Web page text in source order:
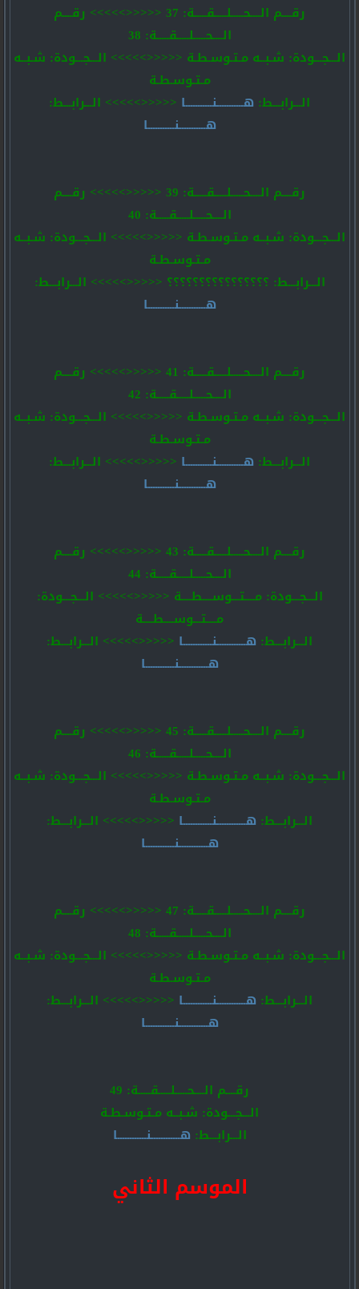
رقــــم الــــحـــــلـــــقـــــة: 37 <<<<<>>>>> رقــــم
الــــحـــــلـــــقـــــة: 38
الـــجـــودة: شـبــه مـتـوسـطـة <<<<<>>>>> الـــجـــودة: شـبــه
مـتـوسـطـة
الـــرابـــط: هـــــــــــنـــــــــــا <<<<<>>>>> الـــرابـــط:
هـــــــــــنـــــــــــا
رقــــم الــــحـــــلـــــقـــــة: 39 <<<<<>>>>> رقــــم
الــــحـــــلـــــقـــــة: 40
الـــجـــودة: شـبــه مـتـوسـطـة <<<<<>>>>> الـــجـــودة: شـبــه
مـتـوسـطـة
الـــرابـــط: ؟؟؟؟؟؟؟؟؟؟؟؟؟؟؟؟ <<<<<>>>>> الـــرابـــط:
هـــــــــــنـــــــــــا
رقــــم الــــحـــــلـــــقـــــة: 41 <<<<<>>>>> رقــــم
الــــحـــــلـــــقـــــة: 42
الـــجـــودة: شـبــه مـتـوسـطـة <<<<<>>>>> الـــجـــودة: شـبــه
مـتـوسـطـة
الـــرابـــط: هـــــــــــنـــــــــــا <<<<<>>>>> الـــرابـــط:
هـــــــــــنـــــــــــا
رقــــم الــــحـــــلـــــقـــــة: 43 <<<<<>>>>> رقــــم
الــــحـــــلـــــقـــــة: 44
الـــجـــودة: مــــتـــوســــطــــة <<<<<>>>>> الـــجـــودة:
مــــتـــوســــطــــة
الـــرابـــط: هــــــــــــنــــــــــــا <<<<<>>>>> الـــرابـــط:
هــــــــــــنــــــــــــا
رقــــم الــــحـــــلـــــقـــــة: 45 <<<<<>>>>> رقــــم
الــــحـــــلـــــقـــــة: 46
الـــجـــودة: شـبــه مـتـوسـطـة <<<<<>>>>> الـــجـــودة: شـبــه
مـتـوسـطـة
الـــرابـــط: هــــــــــــنــــــــــــا <<<<<>>>>> الـــرابـــط:
هــــــــــــنــــــــــــا
رقــــم الــــحـــــلـــــقـــــة: 47 <<<<<>>>>> رقــــم
الــــحـــــلـــــقـــــة: 48
الـــجـــودة: شـبــه مـتـوسـطـة <<<<<>>>>> الـــجـــودة: شـبــه
مـتـوسـطـة
الـــرابـــط: هــــــــــــنــــــــــــا <<<<<>>>>> الـــرابـــط:
هــــــــــــنــــــــــــا
رقــــم الــــحـــــلـــــقـــــة: 49
الـــجـــودة: شـبــه مـتـوسـطـة
الـــرابـــط: هــــــــــــنــــــــــــا
الموسم الثاني